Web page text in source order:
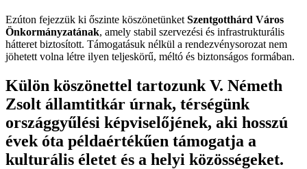
Ezúton fejezzük ki őszinte köszönetünket Szentgotthárd Város
Önkormányzatának, amely stabil szervezési és infrastrukturális
hátteret biztosított. Támogatásuk nélkül a rendezvénysorozat nem
jöhetett volna létre ilyen teljeskörű, méltó és biztonságos formában.
Külön köszönettel tartozunk V. Németh
Zsolt államtitkár úrnak, térségünk
országgyűlési képviselőjének, aki hosszú
évek óta példaértékűen támogatja a
kulturális életet és a helyi közösségeket.